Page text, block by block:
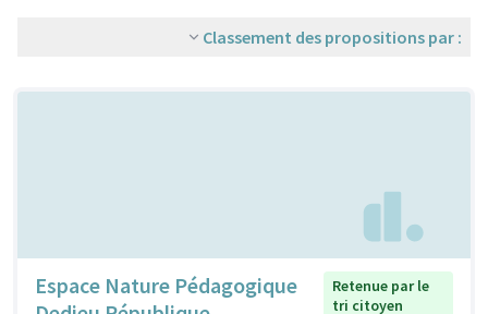
Classement des propositions par :
Espace Nature Pédagogique
Retenue par le
tri citoyen